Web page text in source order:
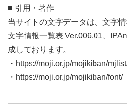
■ 引用・著作
当サイトの文字データは、文字
文字情報一覧表 Ver.006.01、
成しております。
・https://moji.or.jp/mojikiban/
・https://moji.or.jp/mojikiban/font/